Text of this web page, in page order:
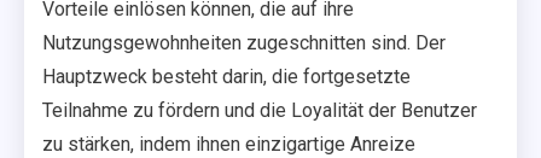
Vorteile einlösen können, die auf ihre
Nutzungsgewohnheiten zugeschnitten sind. Der
Hauptzweck besteht darin, die fortgesetzte
Teilnahme zu fördern und die Loyalität der Benutzer
zu stärken, indem ihnen einzigartige Anreize